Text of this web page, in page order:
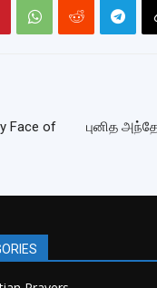
Face of
புனித